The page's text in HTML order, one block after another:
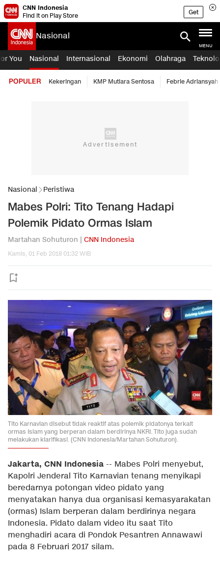
CNN Indonesia
Find it on Play Store
Get
Nasional
MENU
You Nasional Internasional Ekonomi Olahraga
POPULER Kekeringan KMP Mutiara Sentosa Febrie Adriansyah
Nasional Peristiwa
Mabes Polri: Tito Tenang Hadapi
Polemik Pidato Ormas Islam
Martahan Sohuturon | CNN Indonesia
Kamis, 01 Feb 2018 01:32 WIB
Tito Karnavian disebut tidak reaktif atas polemik pidatonya terkait
ormas Islam yang berperan dalam berdirinya NKRI. Tito juga sudah
melakukan klarifikasi. (CNN Indonesia/Martahan Sohuturon).
Jakarta, CNN Indonesia -- Mabes Polri menyebut,
Kapolri Jenderal Tito Karnavian tenang menyikapi
beredarnya potongan video pidato yang
menyatakan hanya dua organisasi kemasyarakatan
(ormas) Islam berperan dalam berdirinya negara
Indonesia. Pidato dalam video itu saat Tito
menghadiri acara di Pondok Pesantren Annawawi
pada 8 Februari 2017 silam.